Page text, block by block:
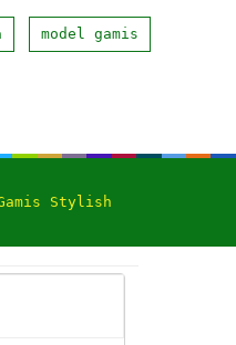
model gamis
Stylish